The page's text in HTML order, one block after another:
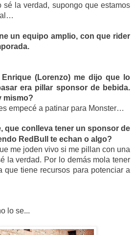
la verdad, supongo que estamos
un equipo amplio, con que rider
Enrique (Lorenzo) me dijo que lo
era pillar sponsor de bebida.
mismo?
empecé a patinar para Monster…
, que conlleva tener un sponsor de
RedBull te echan o algo?
me joden vivo si me pillan con una
la verdad. Por lo demás mola tener
que tiene recursos para potenciar a
lo se...